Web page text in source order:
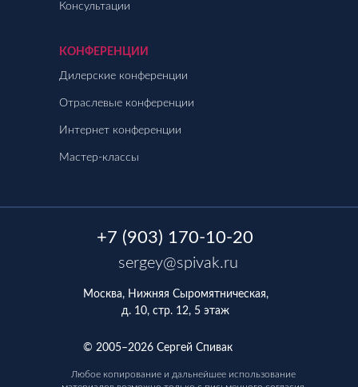
КОНФЕРЕНЦИИ
Консультации
Дилерские конференции
Отраслевые конференции
Интернет конференции
Мастер-классы
© 2005–2026 Сергей Спивак
Любое копирование и дальнейшее использование
+7 (903) 170-10-20
sergey@spivak.ru
Москва, Нижняя Сыромятническая,
д. 10, стр. 12, 5 этаж